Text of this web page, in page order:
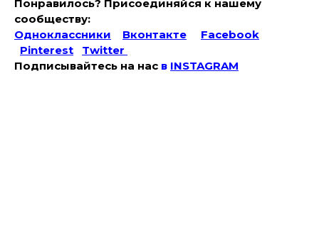
Понравилось? Присоединяйся к нашему
сообществу:
Одноклассники
Вконтакте
Facebook
Pinterest
Twitter
Подписывайтесь на наc в INSTAGRAM